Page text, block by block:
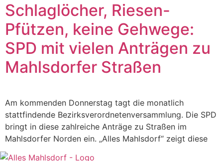
Schlaglöcher, Riesen-
Pfützen, keine Gehwege:
SPD mit vielen Anträgen zu
Mahlsdorfer Straßen
Am kommenden Donnerstag tagt die monatlich
stattfindende Bezirksverordnetenversammlung. Die SPD
bringt in diese zahlreiche Anträge zu Straßen im
Mahlsdorfer Norden ein. „Alles Mahlsdorf“ zeigt diese